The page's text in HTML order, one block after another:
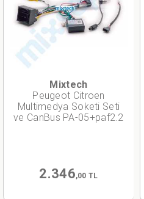
Mixtech
Peugeot Citroen
Multimedya Soketi Seti
ve CanBus PA-05+paf2.2
2.346,00 TL